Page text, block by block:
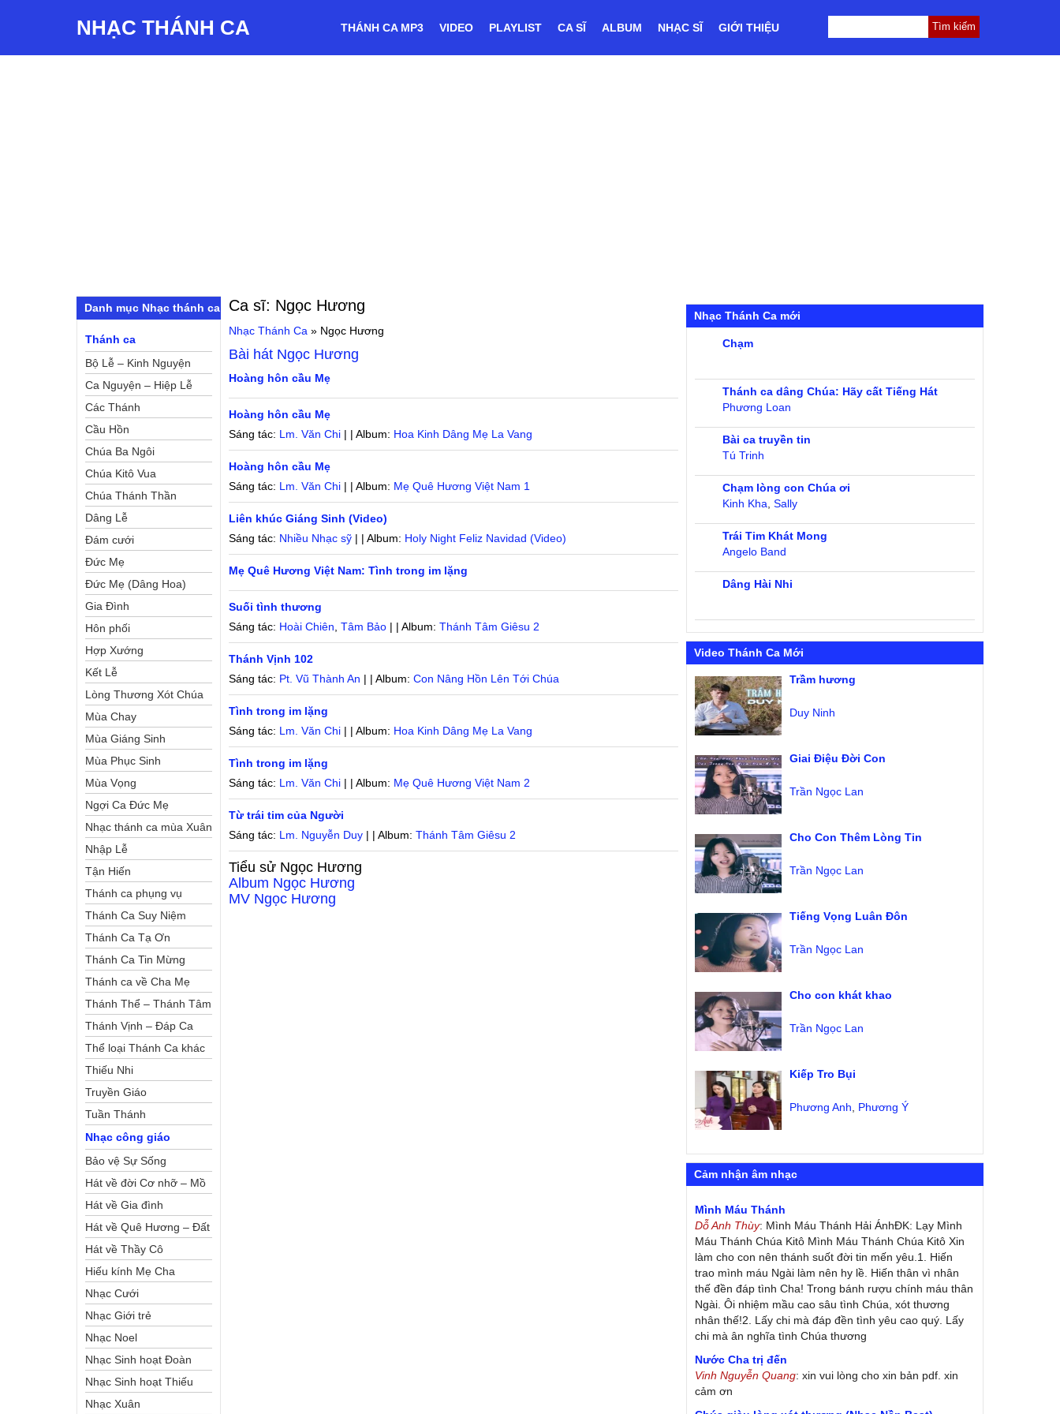
NHẠC THÁNH CA THÁNH CA MP3 VIDEO PLAYLIST CA SĨ ALBUM NHẠC SĨ GIỚI THIỆU
Ca sĩ: Ngọc Hương
Nhạc Thánh Ca » Ngọc Hương
Bài hát Ngọc Hương
Hoàng hôn cầu Mẹ
Hoàng hôn cầu Mẹ
Sáng tác: Lm. Văn Chi | | Album: Hoa Kinh Dâng Mẹ La Vang
Hoàng hôn cầu Mẹ
Sáng tác: Lm. Văn Chi | | Album: Mẹ Quê Hương Việt Nam 1
Liên khúc Giáng Sinh (Video)
Sáng tác: Nhiều Nhạc sỹ | | Album: Holy Night Feliz Navidad (Video)
Mẹ Quê Hương Việt Nam: Tình trong im lặng
Suối tình thương
Sáng tác: Hoài Chiên ,Tâm Bảo | | Album:Thánh Tâm Giêsu 2
Thánh Vịnh 102
Sáng tác: Pt. Vũ Thành An | | Album:Con Nâng Hồn Lên Tới Chúa
Tình trong im lặng
Sáng tác: Lm. Văn Chi | | Album: Hoa Kinh Dâng Mẹ La Vang
Tình trong im lặng
Sáng tác: Lm. Văn Chi | | Album: Mẹ Quê Hương Việt Nam 2
Từ trái tim của Người
Sáng tác: Lm. Nguyễn Duy | | Album:Thánh Tâm Giêsu 2
Tiểu sử Ngọc Hương
Album Ngọc Hương
MV Ngọc Hương
Danh mục Nhạc thánh ca
Thánh ca
Bộ Lễ – Kinh Nguyện
Ca Nguyện – Hiệp Lễ
Các Thánh
Cầu Hồn
Chúa Ba Ngôi
Chúa Kitô Vua
Chúa Thánh Thần
Dâng Lễ
Đám cưới
Đức Mẹ
Đức Mẹ (Dâng Hoa)
Gia Đình
Hôn phối
Hợp Xướng
Kết Lễ
Lòng Thương Xót Chúa
Mùa Chay
Mùa Giáng Sinh
Mùa Phục Sinh
Mùa Vọng
Ngợi Ca Đức Mẹ
Nhạc thánh ca mùa Xuân
Nhập Lễ
Tận Hiến
Thánh ca phụng vụ
Thánh Ca Suy Niệm
Thánh Ca Tạ Ơn
Thánh Ca Tin Mừng
Thánh ca về Cha Mẹ
Thánh Thể – Thánh Tâm
Thánh Vịnh – Đáp Ca
Thể loại Thánh Ca khác
Thiếu Nhi
Truyền Giáo
Tuần Thánh
Nhạc công giáo
Bảo vệ Sự Sống
Hát về đời Cơ nhỡ – Mồ
côi
Hát về Gia đình
Hát về Quê Hương – Đất
Nước
Hát về Thầy Cô
Hiếu kính Mẹ Cha
Nhạc Cưới
Nhạc Giới trẻ
Nhạc Noel
Nhạc Sinh hoạt Đoàn
Thể Công Giáo
Nhạc Sinh hoạt Thiếu
Nhi
Nhạc Xuân
Nhạc Thánh Ca mới
Chạm
Thánh ca dâng Chúa: Hãy cất Tiếng Hát
Phương Loan
Bài ca truyền tin
Tú Trinh
Chạm lòng con Chúa ơi
Kinh Kha ,Sally
Trái Tim Khát Mong
Angelo Band
Dâng Hài Nhi
Video Thánh Ca Mới
Trầm hương
Duy Ninh
Giai Điệu Đời Con
Trần Ngọc Lan
Cho Con Thêm Lòng Tin
Trần Ngọc Lan
Tiếng Vọng Luân Đôn
Trần Ngọc Lan
Cho con khát khao
Trần Ngọc Lan
Kiếp Tro Bụi
Phương Anh Phương Ý
Cảm nhận âm nhạc
Mình Máu Thánh
Dỗ Anh Thùy: Mình Máu Thánh Hải ÁnhĐK: Lạy Mình
Máu Thánh Chúa Kitô Mình Máu Thánh Chúa Kitô Xin
làm cho con nên thánh suốt đời tin mến yêu.1. Hiến
trao mình máu Ngài làm nên hy lề. Hiến thân vì nhân
thế đền đáp tình Cha! Trong bánh rượu chính máu thân
Ngài. Ôi nhiệm mầu cao sâu tình Chúa, xót thương
nhân thế!2. Lấy chi mà đáp đền tình yêu cao quý. Lấy
chi mà ân nghĩa tình Chúa thương
Nước Cha trị đến
Vinh Nguyễn Quang: xin vui lòng cho xin bản pdf. xin
cảm ơn